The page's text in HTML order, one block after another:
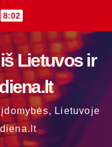
8:02
Lietuvos ir
Lietuvoje